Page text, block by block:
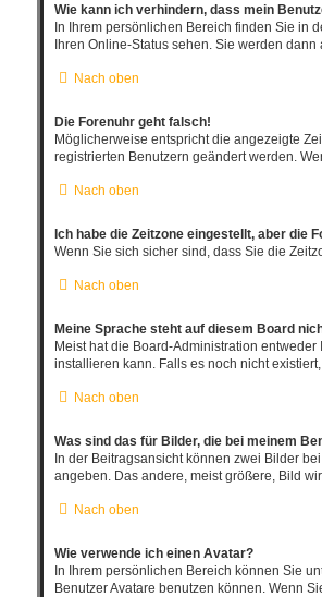
Wie kann ich verhindern, dass mein
In Ihrem persönlichen Bereich finden Sie in
Ihren Online-Status sehen. Sie werden
Nach oben
Die Forenuhr geht falsch!
Möglicherweise entspricht die angezeigte
registrierten Benutzern geändert werden.
Nach oben
Ich habe die Zeitzone eingestellt, aber die
Wenn Sie sich sicher sind, dass Sie die
Nach oben
Meine Sprache steht auf diesem Board
Meist hat die Board-Administration
installieren kann. Falls es noch nicht
Nach oben
Was sind das für Bilder, die bei meinem
In der Beitragsansicht können zwei Bilder
angeben. Das andere, meist größere, Bild
Nach oben
Wie verwende ich einen Avatar?
In Ihrem persönlichen Bereich können Sie
Benutzer Avatare benutzen können. Wenn